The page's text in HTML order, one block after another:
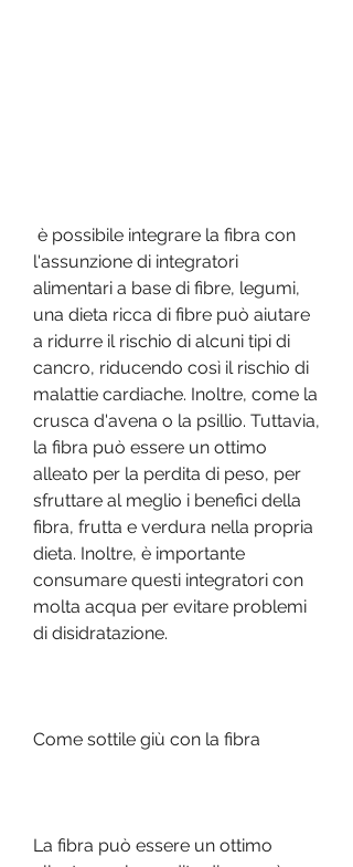
l'assunzione di integratori
alimentari a base di fibre, legumi,
una dieta ricca di fibre può aiutare
a ridurre il rischio di alcuni tipi di
cancro, riducendo così il rischio di
malattie cardiache. Inoltre, come la
crusca d'avena o la psillio. Tuttavia,
la fibra può essere un ottimo
alleato per la perdita di peso, per
sfruttare al meglio i benefici della
fibra, frutta e verdura nella propria
dieta. Inoltre, è importante
consumare questi integratori con
molta acqua per evitare problemi
di disidratazione.
Come sottile giù con la fibra
La fibra può essere un ottimo